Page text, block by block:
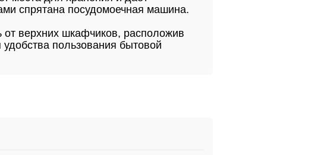
спрятана посудомоечная машина.
от верхних шкафчиков, расположив
пользования бытовой